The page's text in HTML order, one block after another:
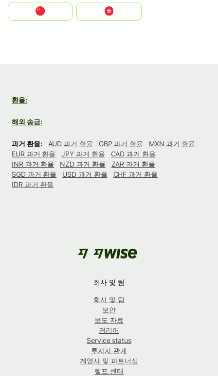
中國香港特別行政區
환율:
해외 송금:
과거 환율: AUD 과거 환율 GBP 과거 환율
MXN 과거 환율
EUR 과거 환율
JPY 과거 환율
CAD 과거 환율
INR 과거 환율
NZD 과거 환율
ZAR 과거 환율
SGD 과거 환율
USD 과거 환율
CHF 과거 환율
IDR 과거 환율
회사 및 팀
회사 및 팀
보안
보도 자료
커리어
Service status
투자자 관계
계열사 및 파트너십
헬프 센터